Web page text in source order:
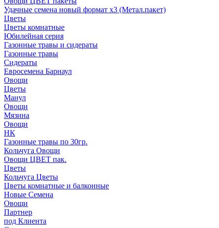
Удачные семена новый формат х3 (Метал.пакет)
Цветы
Цветы комнатные
Юбилейная серия
Газонные травы и сидераты
Газонные травы
Сидераты
Евросемена Барнаул
Овощи
Цветы
Манул
Овощи
Мязина
Овощи
НК
Газонные травы по 30гр.
Кольчуга Овощи
Овощи ЦВЕТ пак.
Цветы
Кольчуга Цветы
Цветы комнатные и балконные
Новые Семена
Овощи
Партнер
под Клиента